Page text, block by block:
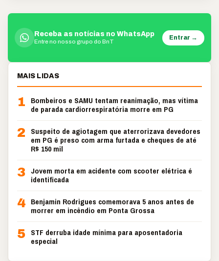
Receba as notícias no WhatsApp
Entre no nosso grupo do BnT
Entrar →
MAIS LIDAS
1
Bombeiros e SAMU tentam reanimação, mas vítima
de parada cardiorrespiratória morre em PG
2
Suspeito de agiotagem que aterrorizava devedores
em PG é preso com arma furtada e cheques de até
R$ 150 mil
3 Jovem morta em acidente com scooter elétrica é
identificada
4 Benjamin Rodrigues comemorava 5 anos antes de
morrer em incêndio em Ponta Grossa
5 STF derruba idade mínima para aposentadoria
especial